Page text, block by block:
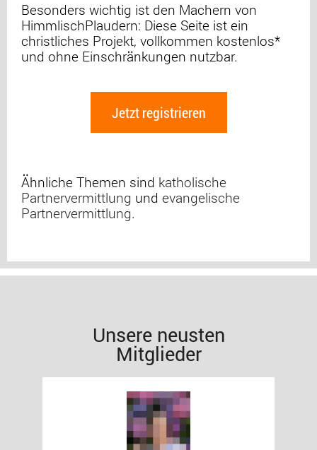
Besonders wichtig ist den Machern von
HimmlischPlaudern: Diese Seite ist ein
christliches Projekt, vollkommen kostenlos*
und ohne Einschränkungen nutzbar.
Jetzt registrieren
Ähnliche Themen sind katholische
Partnervermittlung und evangelische
Partnervermittlung.
Unsere neusten
Mitglieder